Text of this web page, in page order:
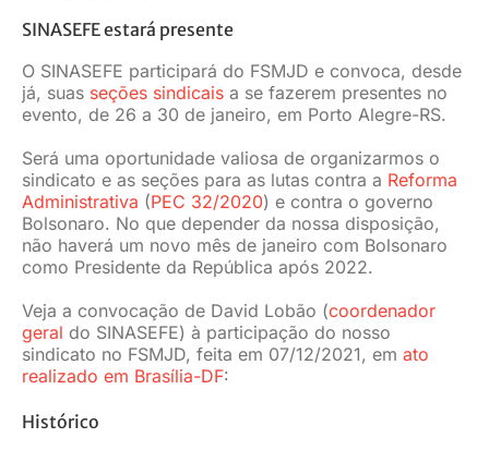
SINASEFE estará presente
O SINASEFE participará do FSMJD e convoca, desde
já, suas seções sindicaisa se fazerem presentes no
evento, de 26 a 30 de janeiro, em Porto Alegre-RS.
Será uma oportunidade valiosa de organizarmos o
sindicato e as seções para as lutas contra a Reforma
Administrativa (PEC 32/2020) e contra o governo
Bolsonaro. No que depender da nossa disposição,
não haverá um novo mês de janeiro com Bolsonaro
como Presidente da República após 2022.
Veja a convocação de David Lobão (coordenador
geral do SINASEFE) à participação do nosso
sindicato no FSMJD, feita em 07/12/2021, em ato
realizado em Brasília-DF:
Histórico